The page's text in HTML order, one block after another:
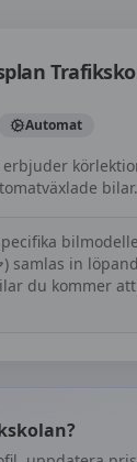
Automat
erbjuder
bilar.
) samlas in
du kommer